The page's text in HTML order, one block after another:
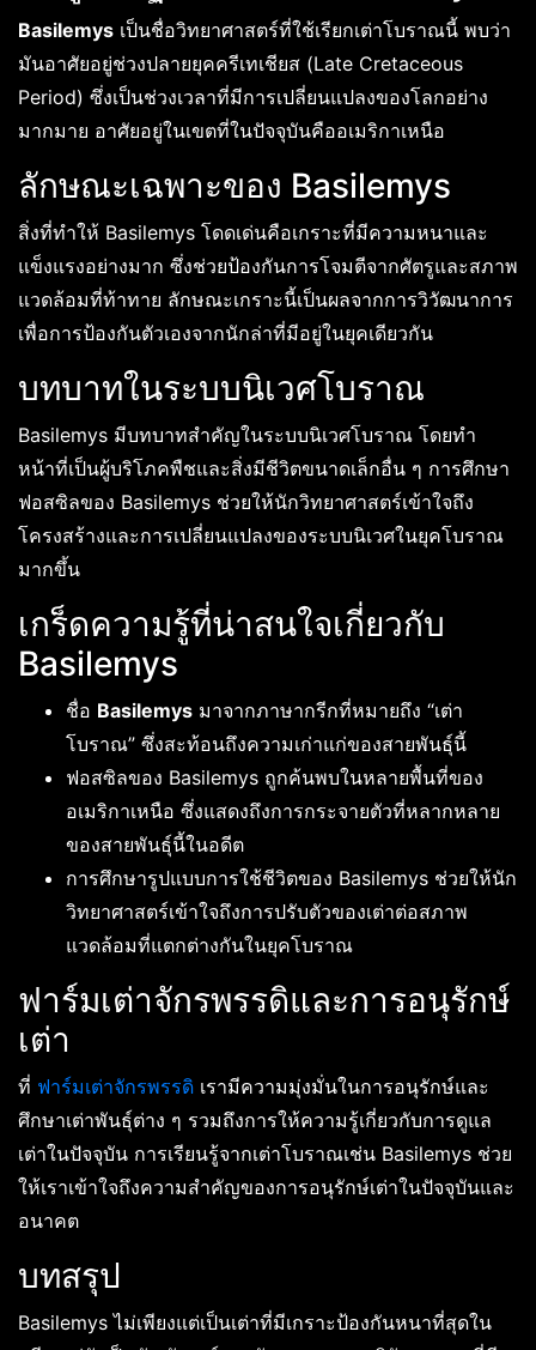
Basilemys เป็นชื่อวิทยาศาสตร์ที่ใช้เรียกเต่าโบราณนี้ พบว่า
มันอาศัยอยู่ช่วงปลายยุคครีเทเชียส (Late Cretaceous
Period) ซึ่งเป็นช่วงเวลาที่มีการเปลี่ยนแปลงของโลกอย่าง
มากมาย อาศัยอยู่ในเขตที่ในปัจจุบันคืออเมริกาเหนือ
ลักษณะเฉพาะของ Basilemys
สิ่งที่ทำให้ Basilemys โดดเด่นคือเกราะที่มีความหนาและ
แข็งแรงอย่างมาก ซึ่งช่วยป้องกันการโจมตีจากศัตรูและสภาพ
แวดล้อมที่ท้าทาย ลักษณะเกราะนี้เป็นผลจากการวิวัฒนาการ
เพื่อการป้องกันตัวเองจากนักล่าที่มีอยู่ในยุคเดียวกัน
บทบาทในระบบนิเวศโบราณ
Basilemys มีบทบาทสำคัญในระบบนิเวศโบราณ โดยทำ
หน้าที่เป็นผู้บริโภคพืชและสิ่งมีชีวิตขนาดเล็กอื่น ๆ การศึกษา
ฟอสซิลของ Basilemys ช่วยให้นักวิทยาศาสตร์เข้าใจถึง
โครงสร้างและการเปลี่ยนแปลงของระบบนิเวศในยุคโบราณ
มากขึ้น
เกร็ดความรู้ที่น่าสนใจเกี่ยวกับ
Basilemys
ชื่อ Basilemys มาจากภาษากรีกที่หมายถึง “เต่า
โบราณ” ซึ่งสะท้อนถึงความเก่าแก่ของสายพันธุ์นี้
ฟอสซิลของ Basilemys ถูกค้นพบในหลายพื้นที่ของ
อเมริกาเหนือ ซึ่งแสดงถึงการกระจายตัวที่หลากหลาย
ของสายพันธุ์นี้ในอดีต
การศึกษารูปแบบการใช้ชีวิตของ Basilemys ช่วยให้นัก
วิทยาศาสตร์เข้าใจถึงการปรับตัวของเต่าต่อสภาพ
แวดล้อมที่แตกต่างกันในยุคโบราณ
ฟาร์มเต่าจักรพรรดิและการอนุรักษ์
เต่า
ที่ ฟาร์มเต่าจักรพรรดิ เรามีความมุ่งมั่นในการอนุรักษ์และ
ศึกษาเต่าพันธุ์ต่าง ๆ รวมถึงการให้ความรู้เกี่ยวกับการดูแล
เต่าในปัจจุบัน การเรียนรู้จากเต่าโบราณเช่น Basilemys ช่วย
ให้เราเข้าใจถึงความสำคัญของการอนุรักษ์เต่าในปัจจุบันและ
อนาคต
บทสรุป
Basilemys ไม่เพียงแต่เป็นเต่าที่มีเกราะป้องกันหนาที่สุดใน